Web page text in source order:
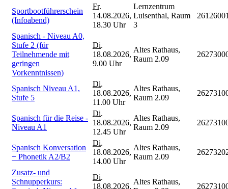
Sportbootführerschein
(Infoabend)
Fr.
14.08.2026,
18.30 Uhr
Lernzentrum
Luisenthal, Raum
3
Spanisch - Niveau A0,
Stufe 2 (für
Teilnehmende mit
geringen
Vorkenntnissen)
Di.
18.08.2026,
9.00 Uhr
Altes Rathaus,
Raum 2.09
Spanisch Niveau A1,
Stufe 5
Di.
18.08.2026,
11.00 Uhr
Altes Rathaus,
Raum 2.09
Spanisch für die Reise -
Niveau A1
Di.
18.08.2026,
12.45 Uhr
Altes Rathaus,
Raum 2.09
Spanisch Konversation
+ Phonetik A2/B2
Di.
18.08.2026,
14.00 Uhr
Altes Rathaus,
Raum 2.09
Zusatz- und
Schnupperkurs:
Di.
18.08.2026,
Altes Rathaus,